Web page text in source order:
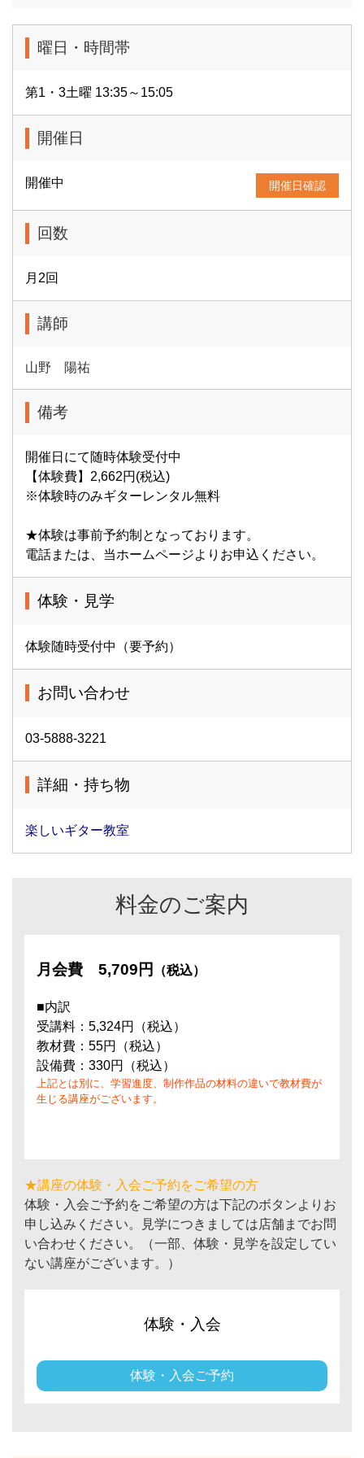
曜日・時間帯
第1・3土曜 13:35～15:05
開催日
開催中 開催日確認
回数
月2回
講師
山野 陽祐
備考
開催日にて随時体験受付中
【体験費】2,662円(税込)
※体験時のみギターレンタル無料
★体験は事前予約制となっております。
電話または、当ホームページよりお申込ください。
体験・見学
体験随時受付中（要予約）
お問い合わせ
03-5888-3221
詳細・持ち物
楽しいギター教室
料金のご案内
月会費 5,709円 （税込）
■内訳
受講料：5,324円（税込）
教材費：55円（税込）
設備費：330円（税込）
上記とは別に、学習進度、制作作品の材料の違いで教材費が
生じる講座がございます。
★講座の体験・入会ご予約をご希望の方
体験・入会ご予約をご希望の方は下記のボタンよりお
申し込みください。見学につきましては店舗までお問
い合わせください。（一部、体験・見学を設定してい
ない講座がございます。）
体験・入会
体験・入会ご予約